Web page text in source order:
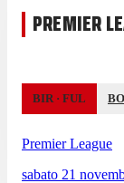
PREMIER
BIR· FUL
Premier League
sabato 21